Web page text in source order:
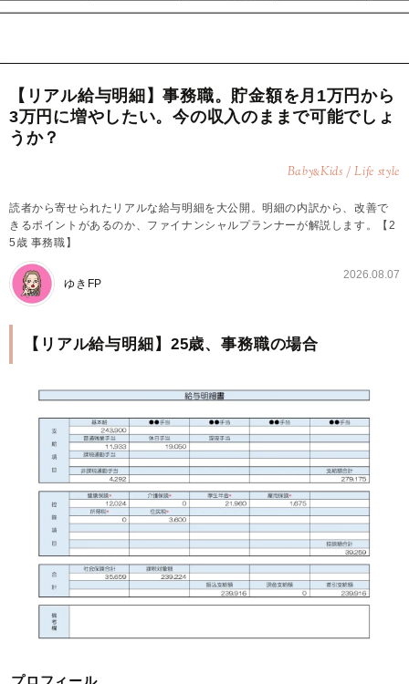
【リアル給与明細】事務職。貯金額を月1万円から
3万円に増やしたい。今の収入のままで可能でしょ
うか？
Baby&Kids / Life style
読者から寄せられたリアルな給与明細を大公開。明細の内訳から、改善で
きるポイントがあるのか、ファイナンシャルプランナーが解説します。【2
5歳 事務職】
ゆきFP
2026.08.07
【リアル給与明細】25歳、事務職の場合
プロフィール